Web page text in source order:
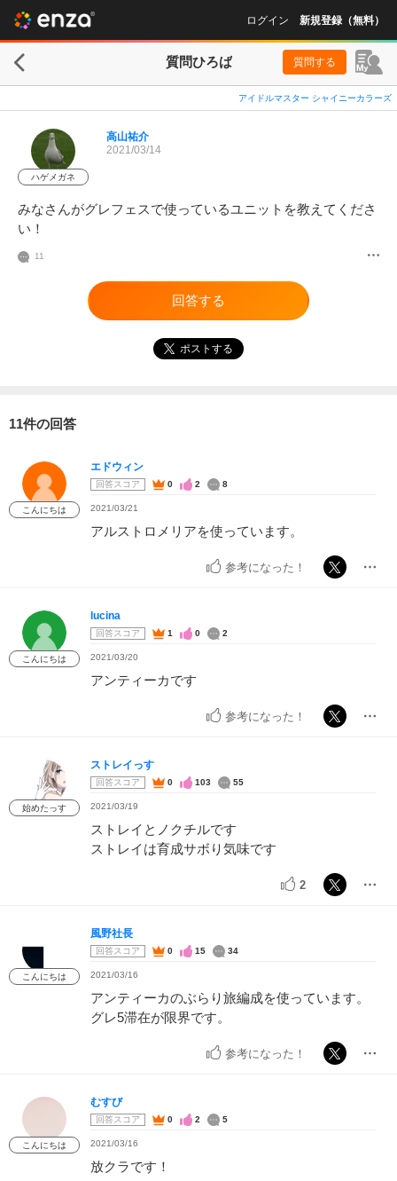
ログイン 新規登録（無料）
質問ひろば 質問する
アイドルマスター シャイニーカラーズ
ハゲメガネ
高山祐介
2021/03/14
みなさんがグレフェスで使っているユニットを教えてくださ
い！
11
回答する
ポストする
11件の回答
こんにちは
エドウィン
回答スコア 0 2 8
2021/03/21
アルストロメリアを使っています。
参考になった！
こんにちは
lucina
回答スコア 1 0 2
2021/03/20
アンティーカです
参考になった！
始めたっす
ストレイっす
回答スコア 0 103 55
2021/03/19
ストレイとノクチルです
ストレイは育成サボり気味です
2
こんにちは
風野社長
回答スコア 0 15 34
2021/03/16
アンティーカのぶらり旅編成を使っています。
グレ5滞在が限界です。
参考になった！
こんにちは
むすび
回答スコア 0 2 5
2021/03/16
放クラです！